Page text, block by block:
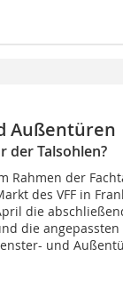
Außentüren
der Talsohlen?
Rahmen der
des VFF in
die
die
und